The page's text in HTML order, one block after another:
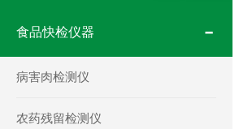
食品快检仪器
病害肉检测仪
农药残留检测仪